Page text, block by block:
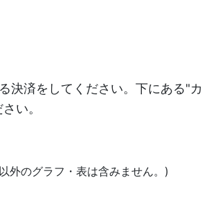
決済をしてください。下にある"カ
い。
外のグラフ・表は含みません。)